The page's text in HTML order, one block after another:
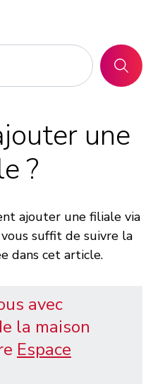
une
?
ajouter une filiale via
suffit de suivre la
dans cet article.
avec
la maison
Espace